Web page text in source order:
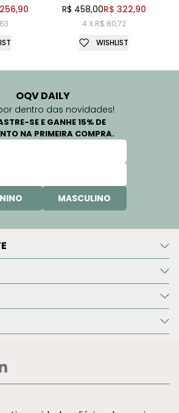
R$ 458,00R$ 322,90
4 X R$ 80,72
WISHLIST
OQV DAILY
dentro das novidades!
SE E GANHE 15% DE
NA PRIMEIRA COMPRA.
MASCULINO